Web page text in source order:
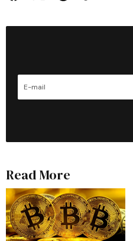
Read More